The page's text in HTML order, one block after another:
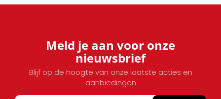
Meld je aan voor onze
nieuwsbrief
Blijf op de hoogte van onze laatste acties en
aanbiedingen